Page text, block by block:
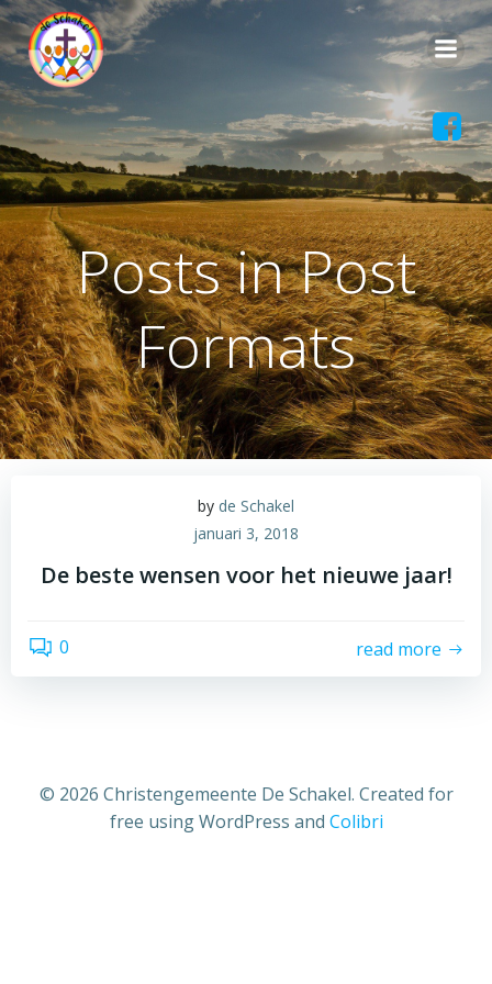
Ga
Posts in Post
Formats
by de Schakel
januari 3, 2018
De beste wensen voor het nieuwe jaar!
0 read more
© 2026 Christengemeente De Schakel. Created for
free using WordPress and Colibri